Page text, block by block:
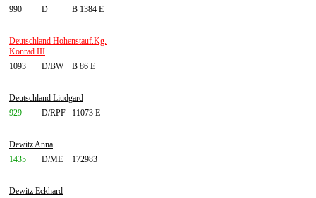
990
D B 1384 E
Deutschland Hohenstauf.Kg.
Konrad III
1093
D/BW B 86 E
Deutschland Liudgard
929
D/RPF 11073 E
Dewitz Anna
1435
D/ME 172983
Dewitz Eckhard